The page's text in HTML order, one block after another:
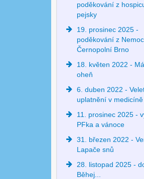
poděkování z
pejsky
19. prosinec 2025 -
poděkování z
Černopolní Brno
18. květen 2022 -
oheň
6. duben 2022 -
uplatnění v medicíně
11. prosinec 2025 -
PFka a vánoce
31. březen 2022 -
Lapače snů
28. listopad 2025 -
Běhej...